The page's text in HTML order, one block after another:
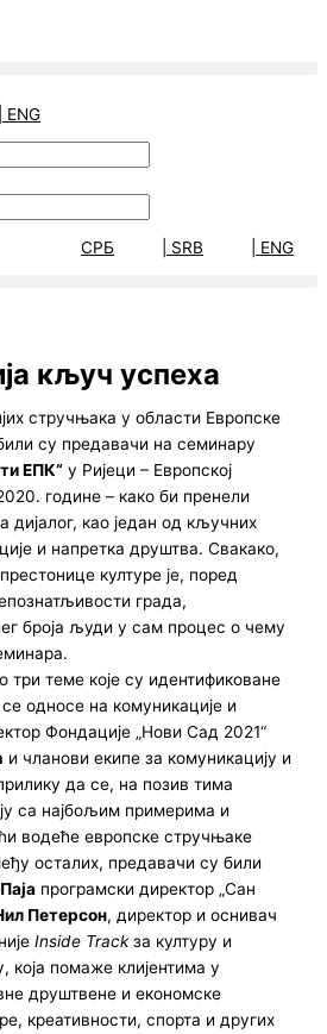
| ENG
СРБ | SRB | ENG
кључ успеха
стручњака у области Европске
су предавачи на семинару
ЕПК“ у Ријеци – Европској
године – како би пренели
дијалог, као један од кључних
и напретка друштва. Свакако,
културе је, поред
града,
броја људи у сам процес о чему
три теме које су идентификоване
се односе на комуникације и
Фондације „Нови Сад 2021“
и чланови екипе за комуникацију и
да се, на позив тима
са најбољим примерима и
водеће европске стручњаке
осталих, предавачи су били
програмски директор „Сан
Петерсон, директор и оснивач
Inside Trackза културу и
која помаже клијентима у
друштвене и економске
креативности, спорта и других